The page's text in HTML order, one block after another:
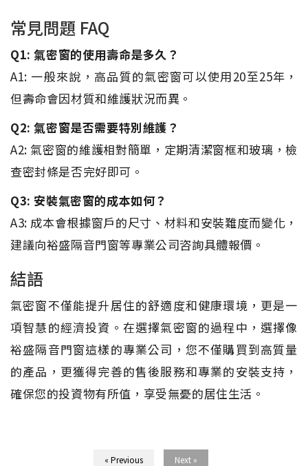
常見問題 FAQ
Q1: 氣密窗的使用壽命是多久？
A1: 一般來說，高品質的氣密窗可以使用20至25年，
但壽命會因材質和維護狀況而異。
Q2: 氣密窗是否需要特別維護？
A2: 氣密窗的維護相對簡單，定期清潔窗框和玻璃，檢
查密封條是否完好即可。
Q3: 安裝氣密窗的成本如何？
A3: 成本會根據窗戶的尺寸、材料和安裝難度而變化，
建議向裕盛隔音門窗等專業公司咨詢具體報價。
結語
氣密窗不僅能提升居住的舒適度和健康環境，更是一
項智慧的經濟投資。在選擇氣密窗的過程中，選擇像
裕盛隔音門窗這樣的專業公司，您不僅購買到高質量
的產品，更獲得完善的售後服務和專業的安裝支持，
確保您的投資物有所值，享受無憂的居住生活。
« Previous Next »